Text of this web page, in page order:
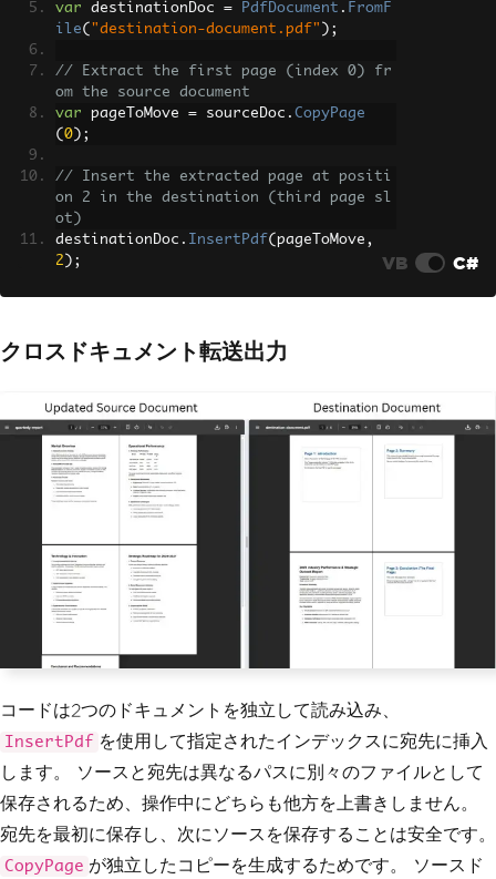
var destinationDoc = PdfDocument . FromF
ile( "destination-document.pdf" );
// Extract the first page (index 0) fr
om the source document
var pageToMove = sourceDoc . CopyPage
( 0 );
// Insert the extracted page at positi
on 2 in the destination (third page sl
ot)
destinationDoc . InsertPdf( pageToMove ,
2 );
destinationDoc
.SaveAs ("destination-doc
ument-updated.pdf"
);
// Remove the transferred page from th
e source and save separately
sourceDoc.RemovePage
sourceDoc.SaveAs
"source-document-upda
ted.pdf"
);
VB C#
クロスドキュメント転送出力
コードは2つのドキュメントを独立して読み込み、
InsertPdf を使用して指定されたインデックスに宛先に挿入
します。 ソースと宛先は異なるパスに別々のファイルとして
保存されるため、操作中にどちらも他方を上書きしません。
宛先を最初に保存し、次にソースを保存することは安全です。
CopyPage が独立したコピーを生成するためです。 ソースド